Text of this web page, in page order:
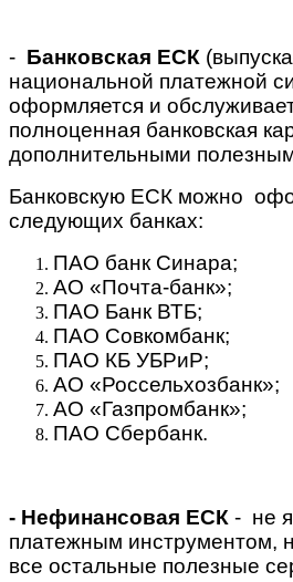
- Банковская ЕСК
национальной платежной
оформляется и
полноценная банковская
дополнительными
Банковскую ЕСК можно
следующих банках:
ПАО банк Синара;
АО «Почта-банк»;
ПАО Банк ВТБ;
ПАО Совкомбанк;
ПАО КБ УБРиР;
АО «Россельхозбанк»;
АО «Газпромбанк»;
ПАО Сбербанк.
- Нефинансовая ЕСК - не
платежным инструментом,
все остальные полезные